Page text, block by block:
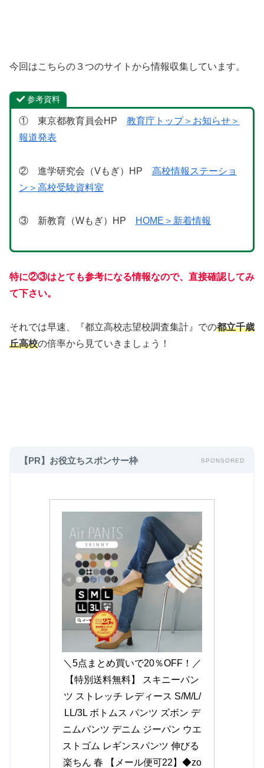
今回はこちらの３つのサイトから情報収集しています。
参考資料
① 東京都教育員会HP 教育庁トップ＞お知らせ＞
報道発表
② 進学研究会（Vもぎ）HP 高校情報ステーショ
ン＞高校受験資料室
③ 新教育（Wもぎ）HP HOME＞新着情報
特に②③はとても参考になる情報なので、直接確認してみ
て下さい。
それでは早速、『都立高校志望校調査集計』での都立千歳
丘高校の倍率から見ていきましょう！
【PR】お役立ちスポンサー枠 SPONSORED
＼5点まとめ買いで20％OFF！／
【特別送料無料】 スキニーパン
ツ ストレッチ レディース S/M/L/
LL/3L ボトムス パンツ ズボン デ
ニムパンツ デニム ジーパン ウエ
ストゴム レギンスパンツ 伸びる
楽ちん 春 【メール便可22】◆zo